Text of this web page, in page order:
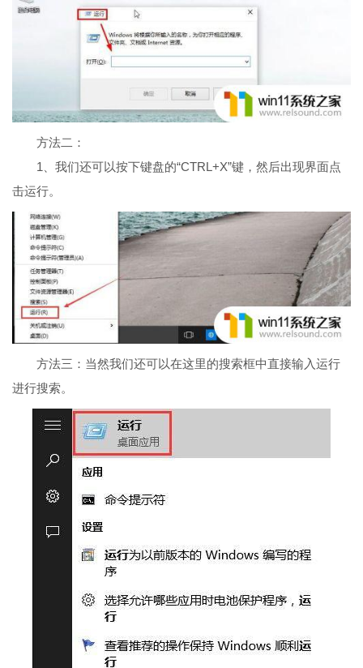
方法二：
1、我们还可以按下键盘的“CTRL+X”键，然后出现界面点
击运行。
方法三：当然我们还可以在这里的搜索框中直接输入运行
进行搜索。